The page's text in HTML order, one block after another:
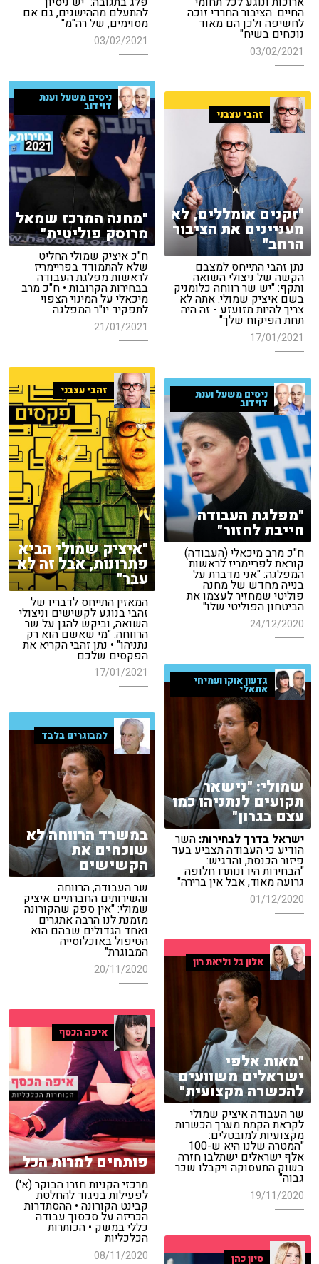
החיים. הציבור החרדי זוכה
לחשיפה ולכן הם מאוד
נוכחים בשיח"
03/02/2021
להתעלם מההישגים, גם אם
מסוימים, של רה"מ"
03/02/2021
ניסים משעל וענת
דוידוב
"מחנה המרכז שמאל
מרוסק פוליטית"
ח"כ איציק שמולי החליט
שלא להתמודד בפריימריז
לראשות מפלגת העבודה
בבחירות הקרובות • ח"כ מרב
מיכאלי על המינוי הצפוי
לתפקיד יו"ר המפלגה
21/01/2021
זהבי עצבני
"זקנים אומללים, לא
מעניינים את הציבור
הרחב"
נתן זהבי התייחס למצבם
הקשה של ניצולי השואה
ותקף: "יש שר רווחה כלומניק
בשם איציק שמולי. אתה לא
צריך להיות מזועזע - זה היה
תחת הפיקוח שלך"
17/01/2021
זהבי עצבני
"איציק שמולי הביא
פתרונות, אבל זה לא
עבר"
המאזין התייחס לדבריו של
זהבי בנוגע לקשישים וניצולי
השואה, וביקש להגן על שר
הרווחה: "מי שאשם הוא רק
נתניהו" • נתן זהבי הקריא את
הפקסים שלכם
17/01/2021
ניסים משעל וענת
דוידוב
"מפלגת העבודה
חייבת לחזור"
ח"כ מרב מיכאלי (העבודה)
קוראת לפריימריז לראשות
המפלגה: "אני מדברת על
בנייה מחדש של מחנה
פוליטי שמחזיר לעצמו את
הביטחון הפוליטי שלו"
24/12/2020
גדעון אוקו ועמיחי
אתאלי
שמולי: "נישאר
תקועים לנתניהו כמו
עצם בגרון"
ישראל בדרך לבחירות: השר
הודיע כי העבודה תצביע בעד
פיזור הכנסת, והדגיש:
"הבחירות היו ונותרו חלופה
גרועה מאוד, אבל אין ברירה"
01/12/2020
למבוגרים בלבד
במשרד הרווחה לא
שוכחים את
הקשישים
שר העבודה, הרווחה
והשירותים החברתיים איציק
שמולי: "אין ספק שהקורונה
מזמנת לנו הרבה אתגרים
ואחד הגדולים שבהם הוא
הטיפול באוכלוסייה
המבוגרת"
20/11/2020 אלון גל וליאת רון
"מאות אלפי
ישראלים משוועים
להכשרה מקצועית"
שר העבודה איציק שמולי
לקראת הקמת מערך הכשרות
מקצועיות למובטלים:
"המטרה שלנו היא ש-100
אלף ישראלים ישתלבו חזרה
בשוק התעסוקה ויקבלו שכר
גבוה"
19/11/2020
איפה הכסף
פותחים למרות הכל
מרכזי הקניות חזרו הבוקר (א')
לפעילות בניגוד להחלטת
קבינט הקורונה • ההסתדרות
הכריזה על סכסוך עבודה
כללי במשק • הכותרות
הכלכליות
08/11/2020 סיון כהן